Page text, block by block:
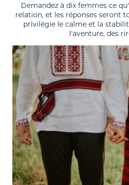
Demandez à dix femmes ce
relation, et les réponses seront
privilégie le calme et la
l'aventure, des